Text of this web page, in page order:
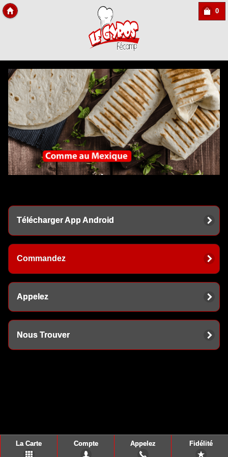
0
Télécharger App Android
Commandez
Appelez
Nous Trouver
La Carte Compte Appelez Fidélité
Copyright Des-click